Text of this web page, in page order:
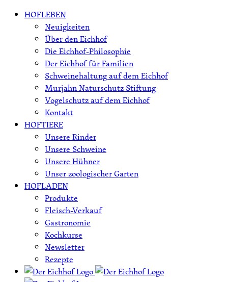
Skip HOFLEBEN
Neuigkeiten
Über den Eichhof
Die Eichhof-Philosophie
Der Eichhof für Familien
Schweinehaltung auf dem Eichhof
Murjahn Naturschutz Stiftung
Vogelschutz auf dem Eichhof
Kontakt
HOFTIERE
Unsere Rinder
Unsere Schweine
Unsere Hühner
Unser zoologischer Garten
HOFLADEN
Produkte
Fleisch-Verkauf
Gastronomie
Kochkurse
Newsletter
Rezepte